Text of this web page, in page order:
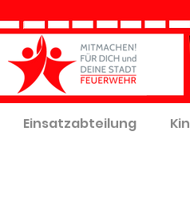
Einsatzabteilung